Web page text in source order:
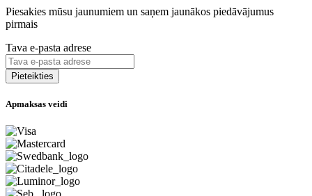
Piesakies mūsu jaunumiem un saņem jaunākos piedāvājumus
pirmais
Tava e-pasta adrese
Apmaksas veidi